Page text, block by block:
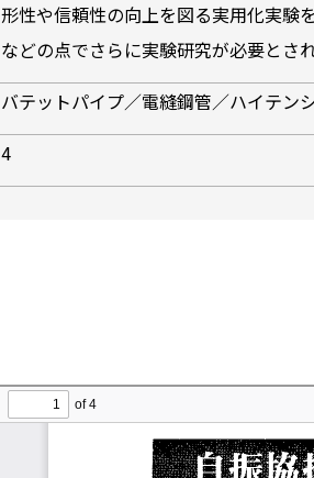
形性や信頼性の向上を図る実用化実験
などの点でさらに実験研究が必要とされ
バテットパイプ／電縫鋼管／ハイテン
4